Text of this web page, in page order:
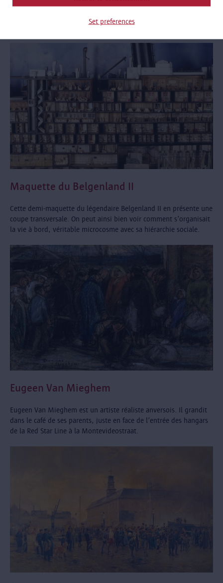
Set preferences
visage d’Anvers aujourd’hui et combien il est important
de continuer à raconter leurs histoires.
Maquette du Belgenland II
Cette demi-maquette du légendaire Belgenland II en présente une
coupe transversale. On peut ainsi bien voir comment s’organisait
la vie à bord, véritable microcosme avec sa hiérarchie sociale.
Eugeen Van Mieghem
Eugeen Van Mieghem est un artiste réaliste anversois. Il grandit
dans le café de ses parents, juste en face de l’entrée des hangars
de la Red Star Line à la Montevideostraat.